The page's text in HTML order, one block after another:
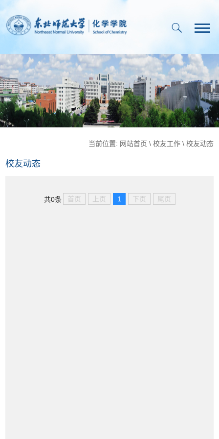
当前位置: 网站首页 \ 校友工作\ 校友动态
校友动态
共0条 首页 上页 1 下页 尾页